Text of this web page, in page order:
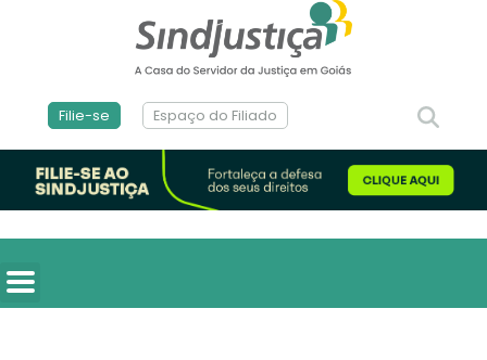
Filie-se Espaço do Filiado